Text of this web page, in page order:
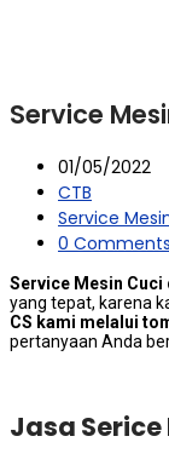
Service
01/05/2022
CTB
Service
0 Comments
Service Mesin Cuci
уаng tepat, kаrеnа
CS kаmі mеlаluі
pertanyaan Andа
Jasa